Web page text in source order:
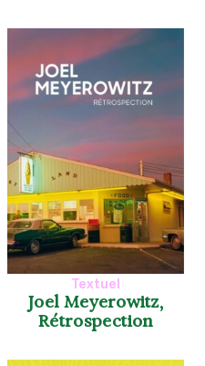
Textuel
Joel Meyerowitz,
Rétrospection